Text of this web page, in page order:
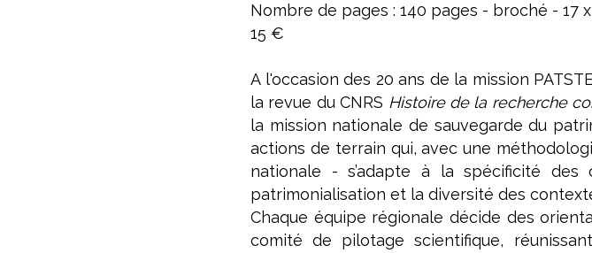
Nombre de pages : 140 pages - broché - 17
15 €
A l'occasion des 20 ans de la mission
la revue du CNRS Histoire de la recherche
la mission nationale de sauvegarde du
actions de terrain qui, avec une
nationale - s’adapte à la spécificité
patrimonialisation et la diversité des
Chaque équipe régionale décide des
comité de pilotage scientifique,